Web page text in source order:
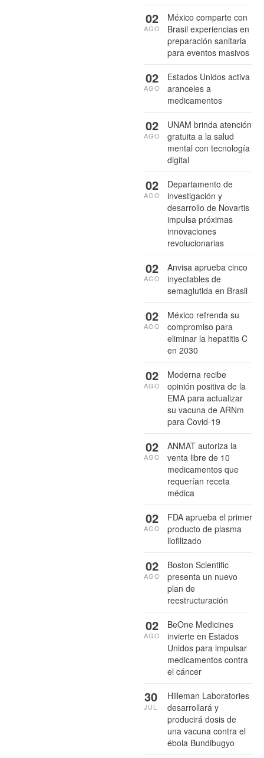
México comparte con
Brasil experiencias en
preparación sanitaria
para eventos masivos
02
AGO
Estados Unidos activa
aranceles a
medicamentos
02
AGO
UNAM brinda atención
gratuita a la salud
mental con tecnología
digital
02
AGO
Departamento de
investigación y
desarrollo de Novartis
impulsa próximas
innovaciones
revolucionarias
02
AGO
Anvisa aprueba cinco
inyectables de
semaglutida en Brasil
02
AGO
México refrenda su
compromiso para
eliminar la hepatitis C
en 2030
02
AGO
Moderna recibe
opinión positiva de la
EMA para actualizar
su vacuna de ARNm
para Covid-19
02
AGO
ANMAT autoriza la
venta libre de 10
medicamentos que
requerían receta
médica
02
AGO
FDA aprueba el primer
producto de plasma
liofilizado
02
AGO
Boston Scientific
presenta un nuevo
plan de
reestructuración
02
AGO
BeOne Medicines
invierte en Estados
Unidos para impulsar
medicamentos contra
el cáncer
02
AGO
Hilleman Laboratories
desarrollará y
producirá dosis de
una vacuna contra el
ébola Bundibugyo
30
JUL